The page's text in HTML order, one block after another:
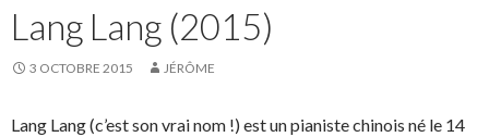
Lang Lang (2015)
3 OCTOBRE 2015 JÉRÔME
Lang Lang (c’est son vrai nom !) est un pianiste chinois né le 14